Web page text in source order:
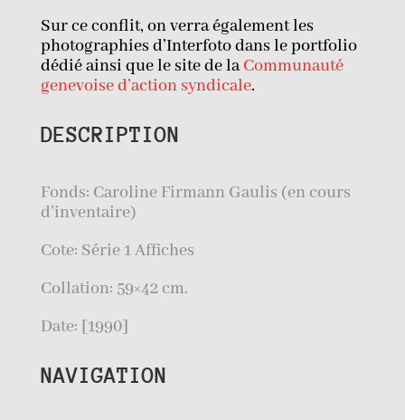
Sur ce conflit, on verra également les
photographies d’Interfoto dans le portfolio
dédié ainsi que le site de laCommunauté
genevoise d’action syndicale.
DESCRIPTION
Fonds: Caroline Firmann Gaulis (en cours
d’inventaire)
Cote: Série 1 Affiches
Collation: 59×42 cm.
Date: [1990]
NAVIGATION